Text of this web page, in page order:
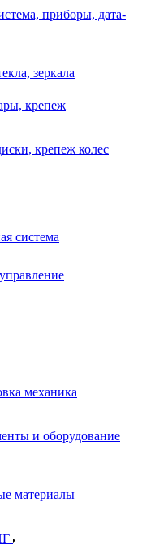
приборы, дата-
зеркала
крепеж
крепеж колес
система
механика
и оборудование
материалы